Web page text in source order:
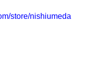
store/nishiumeda